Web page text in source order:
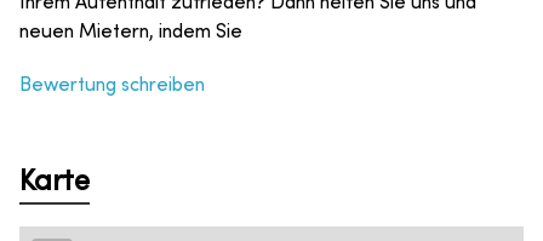
neuen Mietern, indem Sie
Bewertung schreiben
Karte